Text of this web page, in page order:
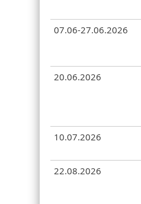
07.06-27.06.2026
20.06.2026
10.07.2026
22.08.2026